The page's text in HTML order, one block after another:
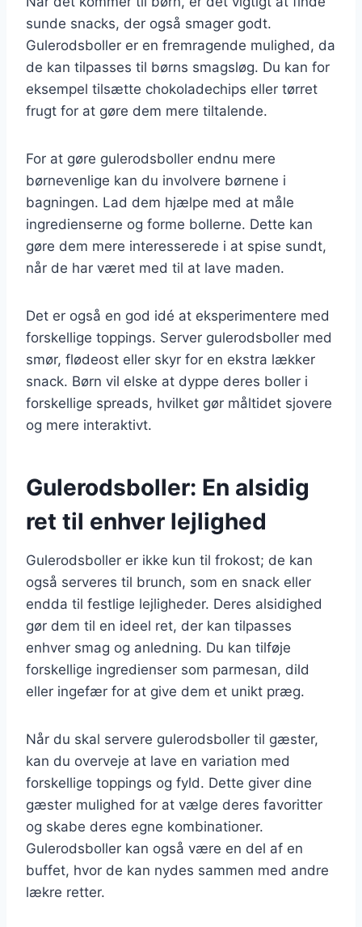
sunde snacks, der også smager godt.
Gulerodsboller er en fremragende mulighed, da
de kan tilpasses til børns smagsløg. Du kan for
eksempel tilsætte chokoladechips eller tørret
frugt for at gøre dem mere tiltalende.
For at gøre gulerodsboller endnu mere
børnevenlige kan du involvere børnene i
bagningen. Lad dem hjælpe med at måle
ingredienserne og forme bollerne. Dette kan
gøre dem mere interesserede i at spise sundt,
når de har været med til at lave maden.
Det er også en god idé at eksperimentere med
forskellige toppings. Server gulerodsboller med
smør, flødeost eller skyr for en ekstra lækker
snack. Børn vil elske at dyppe deres boller i
forskellige spreads, hvilket gør måltidet sjovere
og mere interaktivt.
Gulerodsboller: En alsidig
ret til enhver lejlighed
Gulerodsboller er ikke kun til frokost; de kan
også serveres til brunch, som en snack eller
endda til festlige lejligheder. Deres alsidighed
gør dem til en ideel ret, der kan tilpasses
enhver smag og anledning. Du kan tilføje
forskellige ingredienser som parmesan, dild
eller ingefær for at give dem et unikt præg.
Når du skal servere gulerodsboller til gæster,
kan du overveje at lave en variation med
forskellige toppings og fyld. Dette giver dine
gæster mulighed for at vælge deres favoritter
og skabe deres egne kombinationer.
Gulerodsboller kan også være en del af en
buffet, hvor de kan nydes sammen med andre
lækre retter.